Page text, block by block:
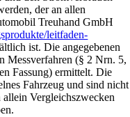
der an allen
Treuhand GmbH
leitfaden-
ist. Die angegebenen
Messverfahren (§ 2 Nrn. 5,
Fassung) ermittelt. Die
Fahrzeug und sind nicht
allein Vergleichszwecken